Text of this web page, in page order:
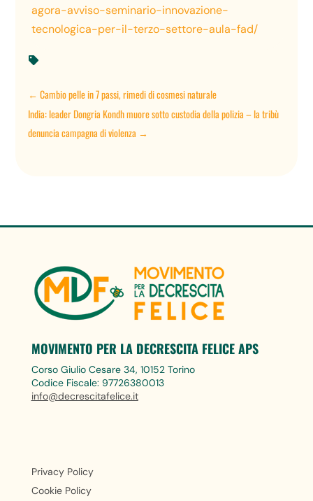
agora-avviso-seminario-innovazione-
tecnologica-per-il-terzo-settore-aula-fad/

←Cambio pelle in 7 passi, rimedi di cosmesi naturale
India: leader Dongria Kondh muore sotto custodia della polizia – la tribù
denuncia campagna di violenza →
MOVIMENTO PER LA DECRESCITA FELICE APS
Corso Giulio Cesare 34, 10152 Torino
Codice Fiscale: 97726380013
info@decrescitafelice.it
Privacy Policy
Cookie Policy